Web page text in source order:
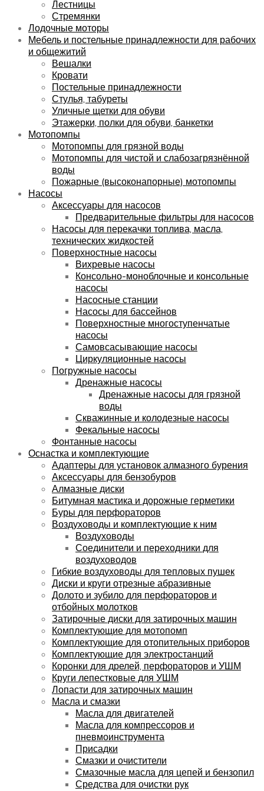
Лестницы
Стремянки
Лодочные моторы
Мебель и постельные принадлежности для рабочих
и общежитий
Вешалки
Кровати
Постельные принадлежности
Стулья, табуреты
Уличные щетки для обуви
Этажерки, полки для обуви, банкетки
Мотопомпы
Мотопомпы для грязной воды
Мотопомпы для чистой и слабозагрязнённой
воды
Пожарные (высоконапорные) мотопомпы
Насосы
Аксессуары для насосов
Предварительные фильтры для насосов
Насосы для перекачки топлива, масла,
технических жидкостей
Поверхностные насосы
Вихревые насосы
Консольно-моноблочные и консольные
насосы
Насосные станции
Насосы для бассейнов
Поверхностные многоступенчатые
насосы
Самовсасывающие насосы
Циркуляционные насосы
Погружные насосы
Дренажные насосы
Дренажные насосы для грязной
воды
Скважинные и колодезные насосы
Фекальные насосы
Фонтанные насосы
Оснастка и комплектующие
Адаптеры для установок алмазного бурения
Аксессуары для бензобуров
Алмазные диски
Битумная мастика и дорожные герметики
Буры для перфораторов
Воздуховоды и комплектующие к ним
Воздуховоды
Соединители и переходники для
воздуховодов
Гибкие воздуховоды для тепловых пушек
Диски и круги отрезные абразивные
Долото и зубило для перфораторов и
отбойных молотков
Затирочные диски для затирочных машин
Комплектующие для мотопомп
Комплектующие для отопительных приборов
Комплектующие для электростанций
Коронки для дрелей, перфораторов и УШМ
Круги лепестковые для УШМ
Лопасти для затирочных машин
Масла и смазки
Масла для двигателей
Масла для компрессоров и
пневмоинструмента
Присадки
Смазки и очистители
Смазочные масла для цепей и бензопил
Средства для очистки рук